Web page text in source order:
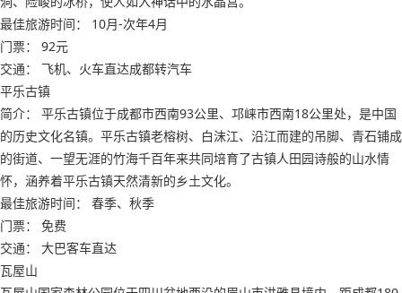
最佳旅游时间： 10月-次年4月
门票： 92元
交通： 飞机、火车直达成都转汽车
平乐古镇
简介： 平乐古镇位于成都市西南93公里、邛崃市西南18公里处，是中国
的历史文化名镇。平乐古镇老榕树、白沫江、沿江而建的吊脚、青石铺成
的街道、一望无涯的竹海千百年来共同培育了古镇人田园诗般的山水情
怀，涵养着平乐古镇天然清新的乡土文化。
最佳旅游时间： 春季、秋季
门票： 免费
交通： 大巴客车直达
瓦屋山